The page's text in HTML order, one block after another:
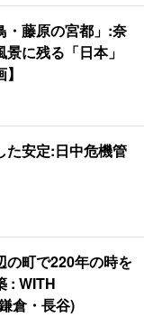
・藤原の宮都」:奈
に残る「日本」
た安定:日中危機管
の町で220年の時を
: WITH
倉・長谷)